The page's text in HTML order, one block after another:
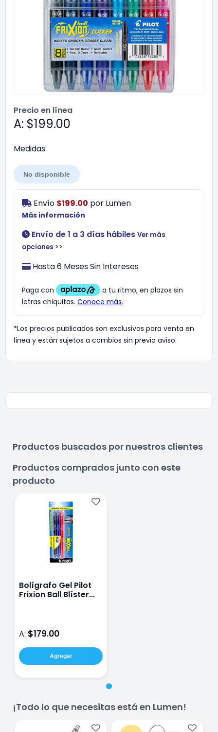
Precio en línea
A: $199.00
Medidas:
No disponible
Envío $199.00 por Lumen
Más información
Envío de 1 a 3 días hábiles Ver más
opciones >>
Hasta 6 Meses Sin Intereses
*Los precios publicados son exclusivos para venta en
línea y están sujetos a cambios sin previo aviso.
Productos buscados por nuestros clientes
Productos comprados junto con este
producto
Bolígrafo Gel Pilot
Frixion Ball Blíster
A: $179.00
Agregar
¡Todo lo que necesitas está en Lumen!